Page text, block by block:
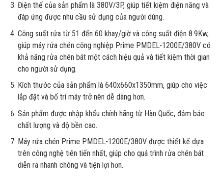
Điện thế của sản phẩm là 380V/3P, giúp tiết kiệm điện năng và
đáp ứng được nhu cầu sử dụng của người dùng.
Công suất rửa từ 51 đến 60 khay/giờ và công suất điện 8.9Kw,
giúp máy rửa chén công nghiệp Prime PMDEL-1200E/380V có
khả năng rửa chén bát một cách hiệu quả và tiết kiệm thời gian
cho người sử dụng.
Kích thước của sản phẩm là 640x660x1350mm, giúp cho việc
lắp đặt và bố trí máy trở nên dễ dàng hơn.
Sản phẩm được nhập khẩu chính hãng từ Hàn Quốc, đảm bảo
chất lượng và độ bền cao.
Máy rửa chén Prime PMDEL-1200E/380V được thiết kế dựa
trên công nghệ tiên tiến nhất, giúp cho quá trình rửa chén bát
diễn ra nhanh chóng và tiện lợi hơn.